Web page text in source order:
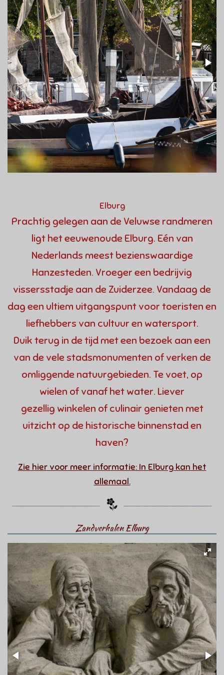
Elburg
Prachtig gelegen aan de Veluwse randmeren
ligt het eeuwenoude Elburg. Eén van
Nederlands meest bezienswaardige
Hanzesteden. Vroeger een bedrijvig
vissersstadje aan de Zuiderzee. Vandaag de
dag een ultiem uitgangspunt voor toeristen en
liefhebbers van cultuur en watersport.
Duik terug in de tijd met een bezoek aan een
van de vele stadsmonumenten of verken de
omliggende natuurgebieden. Te voet, op
wielen of vanaf het water. Liever
gezellig winkelen of culinair genieten met
uitzicht op de historische binnenstad en
haven?
Zie hier voor meer informatie: In Elburg kan het
allemaal.
Zandverhalen Elburg